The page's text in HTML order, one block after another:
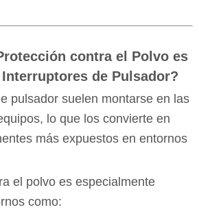
contra el Polvo es
de Pulsador?
pulsador suelen montarse en las
lo que los convierte en
más expuestos en entornos
el polvo es especialmente
como: